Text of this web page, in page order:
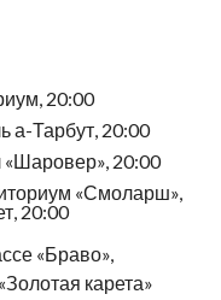
20:00
а-Тарбут, 20:00
«Шаровер», 20:00
«Смоларш»,
20:00
«Браво»,
карета»